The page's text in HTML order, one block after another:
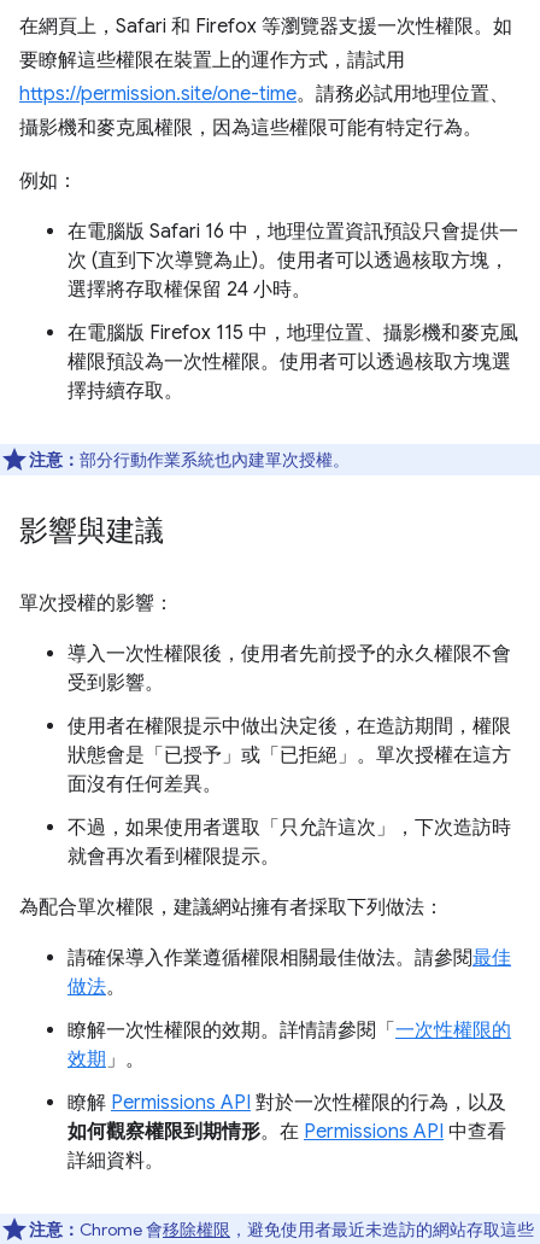
在網頁上，Safari 和 Firefox 等瀏覽器支援一次性權限。如
要瞭解這些權限在裝置上的運作方式，請試用
https://permission.site/one-time。請務必試用地理位置、
攝影機和麥克風權限，因為這些權限可能有特定行為。
例如：
在電腦版 Safari 16 中，地理位置資訊預設只會提供一
次 (直到下次導覽為止)。使用者可以透過核取方塊，
選擇將存取權保留 24 小時。
在電腦版 Firefox 115 中，地理位置、攝影機和麥克風
權限預設為一次性權限。使用者可以透過核取方塊選
擇持續存取。
注意： 部分行動作業系統也內建單次授權。
影響與建議
單次授權的影響：
導入一次性權限後，使用者先前授予的永久權限不會
受到影響。
使用者在權限提示中做出決定後，在造訪期間，權限
狀態會是「已授予」或「已拒絕」。單次授權在這方
面沒有任何差異。
不過，如果使用者選取「只允許這次」
，下次造訪時
就會再次看到權限提示。
為配合單次權限，建議網站擁有者採取下列做法：
請確保導入作業遵循權限相關最佳做法。請參閱最佳
做法。
瞭解一次性權限的效期。詳情請參閱「 一次性權限的
效期 」。
瞭解 Permissions API 對於一次性權限的行為，以及
如何觀察權限到期情形。在 Permissions API 中查看
詳細資料。
注意： Chrome 會移除權限 ，避免使用者最近未造訪的網站存取這些